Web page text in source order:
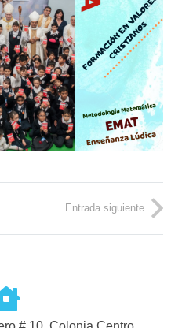
Entrada siguiente